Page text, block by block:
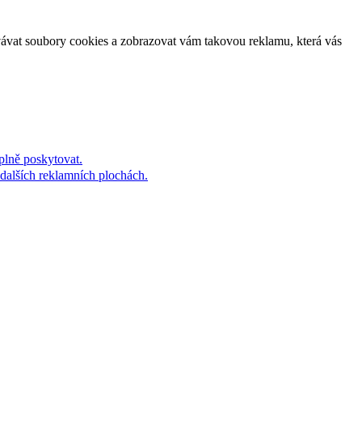
soubory cookies a zobrazovat vám takovou reklamu, která vás
poskytovat.
reklamních plochách.